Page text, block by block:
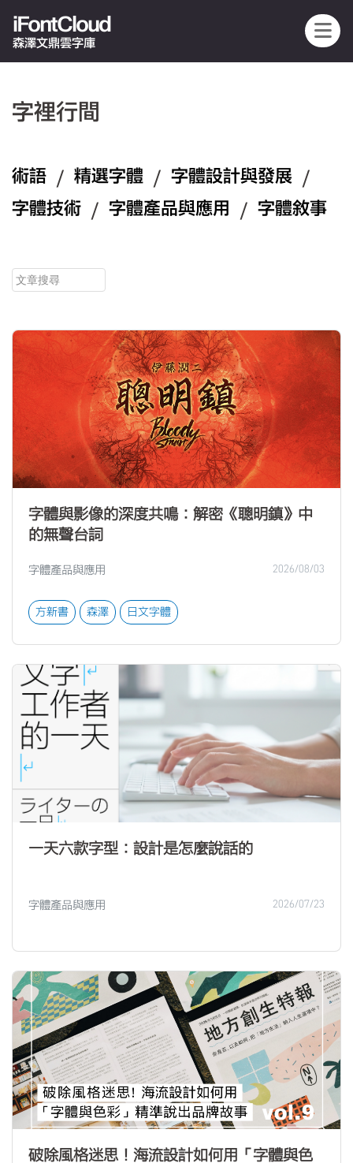
iFontCloud
森澤文鼎雲字庫
字裡行間
術語 / 精選字體 / 字體設計與發展 /
字體技術 / 字體產品與應用 / 字體敘事
字體與影像的深度共鳴：解密《聰明鎮》中
的無聲台詞
字體產品與應用 2026/08/03
方新書 森澤 日文字體
一天六款字型：設計是怎麼說話的
字體產品與應用 2026/07/23
破除風格迷思！海流設計如何用「字體與色